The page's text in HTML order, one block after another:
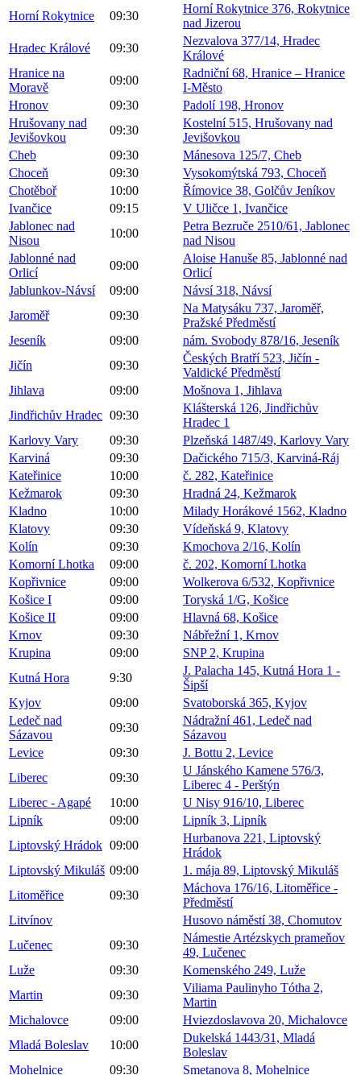
Horní Rokytnice
09:30
Horní Rokytnice 376, Rokytnice
nad Jizerou
Hradec Králové
09:30
Nezvalova 377/14, Hradec
Králové
Hranice na
Moravě
09:00
Radniční 68, Hranice – Hranice
I-Město
Hronov
09:30
Padolí 198, Hronov
Hrušovany nad
Jevišovkou
09:30
Kostelní 515, Hrušovany nad
Jevišovkou
Cheb
09:30
Mánesova 125/7, Cheb
Choceň
09:30
Vysokomýtská 793, Choceň
Chotěboř
10:00
Římovice 38, Golčův Jeníkov
Ivančice
09:15
V Uličce 1, Ivančice
Jablonec nad
Nisou
10:00
Petra Bezruče 2510/61, Jablonec
nad Nisou
Jablonné nad
Orlicí
09:00
Aloise Hanuše 85, Jablonné nad
Orlicí
Jablunkov-Návsí
09:00
Návsí 318, Návsí
Jaroměř
09:30
Na Matysáku 737, Jaroměř,
Pražské Předměstí
Jeseník
09:00
nám. Svobody 878/16, Jeseník
Jičín
09:30
Českých Bratří 523, Jičín -
Valdické Předměstí
Jihlava
09:00
Mošnova 1, Jihlava
Jindřichův Hradec 09:30
Klášterská 126, Jindřichův
Hradec 1
Karlovy Vary
09:30
Plzeňská 1487/49, Karlovy Vary
Karviná
09:30
Dačického 715/3, Karviná-Ráj
Kateřinice
10:00
č. 282, Kateřinice
Kežmarok
09:30
Hradná 24, Kežmarok
Kladno
10:00
Milady Horákové 1562, Kladno
Klatovy
09:30
Vídeňská 9, Klatovy
Kolín
09:30
Kmochova 2/16, Kolín
Komorní Lhotka
09:00
č. 202, Komorní Lhotka
Kopřivnice
09:00
Wolkerova 6/532, Kopřivnice
Košice I
09:00
Toryská 1/G, Košice
Košice II
09:00
Hlavná 68, Košice
Krnov
09:30
Nábřežní 1, Krnov
Krupina
09:00
SNP 2, Krupina
Kutná Hora
9:30
J. Palacha 145, Kutná Hora 1 -
Šipší
Kyjov
09:00
Svatoborská 365, Kyjov
Ledeč nad
Sázavou
09:30
Nádražní 461, Ledeč nad
Sázavou
Levice
09:30
J. Bottu 2, Levice
Liberec
09:30
U Jánského Kamene 576/3,
Liberec 4 - Perštýn
Liberec - Agapé
10:00
U Nisy 916/10, Liberec
Lipník
09:00
Lipník 3, Lipník
Liptovský Hrádok 09:00
Hurbanova 221, Liptovský
Hrádok
Liptovský Mikuláš 09:00
1. mája 89, Liptovský Mikuláš
Litoměřice
09:30
Máchova 176/16, Litoměřice -
Předměstí
Litvínov
Husovo náměstí 38, Chomutov
Lučenec
09:30
Námestie Artézskych prameňov
49, Lučenec
Luže
09:30
Komenského 249, Luže
Martin
09:30
Viliama Paulinyho Tótha 2,
Martin
Michalovce
09:00
Hviezdoslavova 20, Michalovce
Mladá Boleslav
10:00
Dukelská 1443/31, Mladá
Boleslav
Mohelnice
09:30 Smetanova 8, Mohelnice